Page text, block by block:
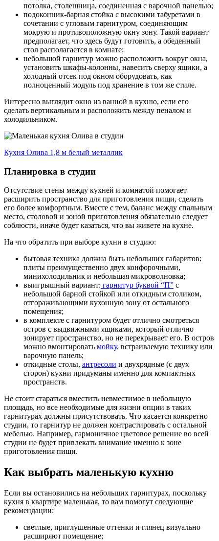
потолка, столешница, соединенная с варочной панелью;
подоконник-барная стойка с высокими табуретами в
сочетании с угловым гарнитуром, соединяющим
мокрую и противоположную окну зону. Такой вариант
предполагает, что здесь будут готовить, а обеденный
стол располагается в комнате;
небольшой гарнитур можно расположить вокруг окна,
установить шкафы-колонны, навесить сверху ящики, а
холодный отсек под окном оборудовать, как
полноценный модуль под хранение в том же стиле.
Интересно выглядит окно из ванной в кухню, если его
сделать вертикальным и расположить между пеналом и
холодильником.
Кухня Олива 1,8 м белый металлик
Планировка в студии
Отсутствие стены между кухней и комнатой помогает
расширить пространство для приготовления пищи, сделать
его более комфортным. Вместе с тем, баланс между спальным
место, столовой и зоной приготовления обязательно следует
соблюсти, иначе будет казаться, что вы живете на кухне.
На что обратить при выборе кухни в студию:
бытовая техника должна быть небольших габаритов:
плиты преимущественно двух конфорочными,
минихолодильник и небольшая микроволновка;
выигрышный вариант: гарнитур буквой “П” с
небольшой барной стойкой или откидным столиком,
отгораживающими кухонную зону от остального
помещения;
в комплекте с гарнитуром будет отлично смотреться
остров с выдвижными ящиками, который отлично
зонирует пространство, но не перекрывает его. В остров
можно вмонтировать мойку, встраиваемую технику или
варочную панель;
откидные столы, антресоли и двухрядные (с двух
сторон) кухни придуманы именно для компактных
пространств.
Не стоит стараться вместить невместимое в небольшую
площадь, но все необходимые для жизни опции в таких
гарнитурах должны присутствовать. Что касается конкретно
студии, то гарнитур не должен контрастировать с остальной
мебелью. Например, гармоничное цветовое решение во всей
студии не будет привлекать внимание именно к зоне
приготовления пищи.
Как выбрать маленькую кухню
Если вы остановились на небольших гарнитурах, поскольку
кухня в квартире маленькая, то вам помогут следующие
рекомендации:
светлые, приглушенные оттенки и глянец визуально
расширяют помещение;